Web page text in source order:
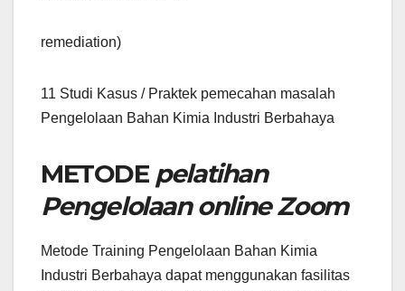
remediation)
11 Studi Kasus / Praktek pemecahan masalah
Pengelolaan Bahan Kimia Industri Berbahaya
METODE pelatihan
Pengelolaan online Zoom
Metode Training Pengelolaan Bahan Kimia
Industri Berbahaya dapat menggunakan fasilitas